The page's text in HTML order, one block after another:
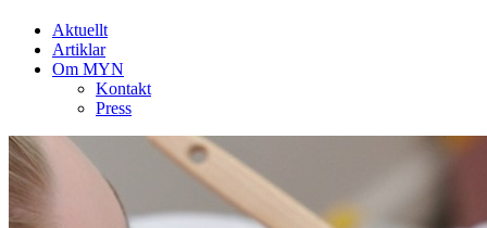
Aktuellt
Artiklar
Om MYN
Kontakt
Press